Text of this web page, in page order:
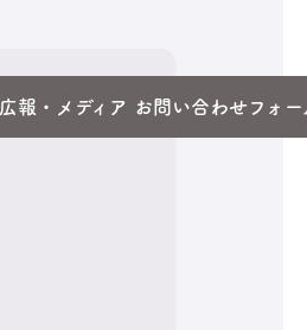
広報・メディア お問い合わせフォー